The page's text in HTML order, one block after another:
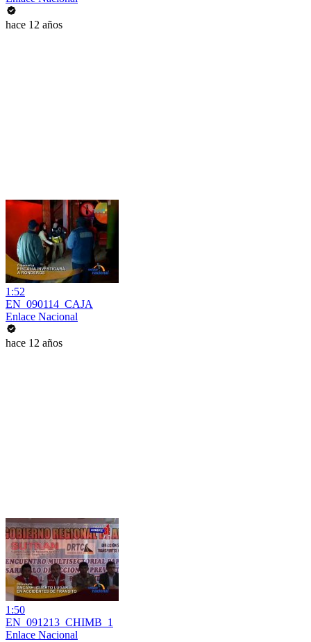
hace 12 años
1:52
EN_090114_CAJA
Enlace Nacional
hace 12 años
1:50
EN_091213_CHIMB_1
Enlace Nacional